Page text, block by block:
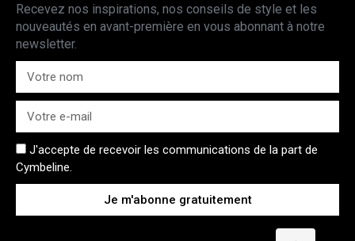
Recevez nos inspirations, nos conseils de style et les
nouveautés en avant-première en vous abonnant à notre
newsletter.
J'accepte de recevoir les communications de la part de
Cymbeline.
Je m'abonne gratuitement